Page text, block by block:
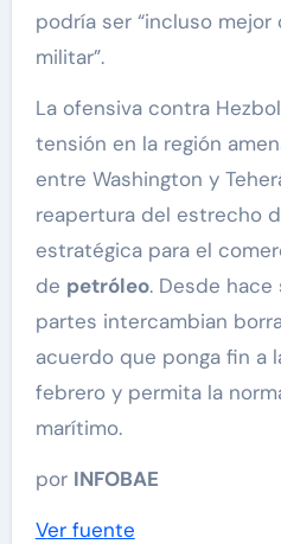
podría ser “incluso
militar”.
La ofensiva contra
tensión en la región
entre Washington y
reapertura del estrecho
estratégica para el
de petróleo. Desde hace
partes intercambian
acuerdo que ponga fin a
febrero y permita la
marítimo.
por INFOBAE
Ver fuente